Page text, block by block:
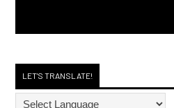
LET'S TRANSLATE!